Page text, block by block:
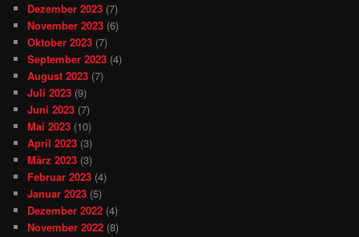
Dezember 2023 (7)
November 2023 (6)
Oktober 2023 (7)
September 2023 (4)
August 2023 (7)
Juli 2023 (9)
Juni 2023 (7)
Mai 2023 (10)
April 2023 (3)
März 2023 (3)
Februar 2023 (4)
Januar 2023 (5)
Dezember 2022 (4)
November 2022 (8)